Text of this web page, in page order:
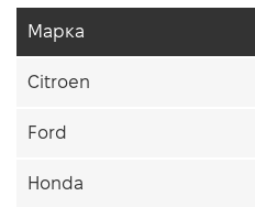
Марка
Citroen
Ford
Honda